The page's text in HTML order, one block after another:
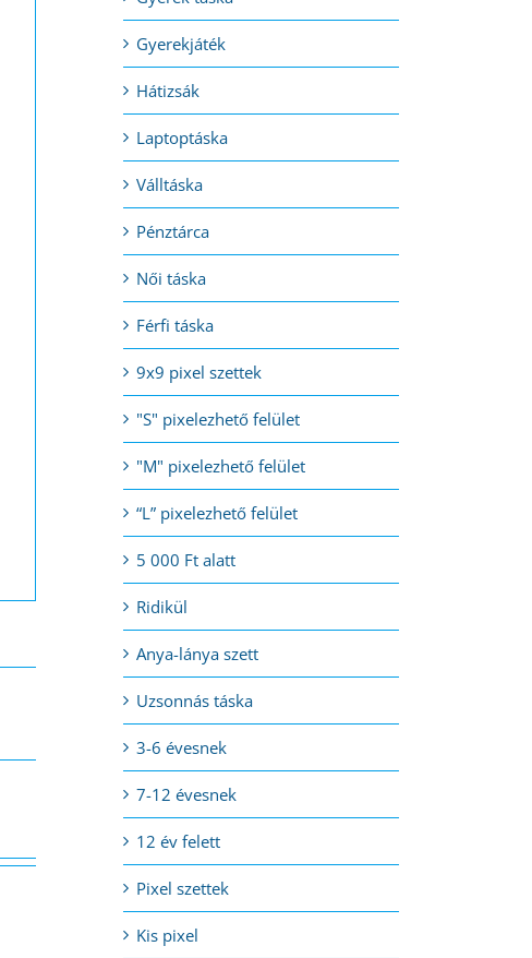
Gyerekjáték
Hátizsák
Laptoptáska
Válltáska
Pénztárca
Női táska
Férfi táska
9x9 pixel szettek
"S" pixelezhető felület
"M" pixelezhető felület
“L” pixelezhető felület
5 000 Ft alatt
Ridikül
Anya-lánya szett
Uzsonnás táska
3-6 évesnek
7-12 évesnek
12 év felett
Pixel szettek
Kis pixel